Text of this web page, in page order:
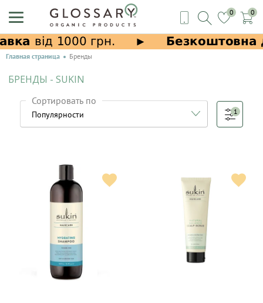
0 0
Главная страница Бренды
БРЕНДЫ - SUKIN
Сортировать по
1